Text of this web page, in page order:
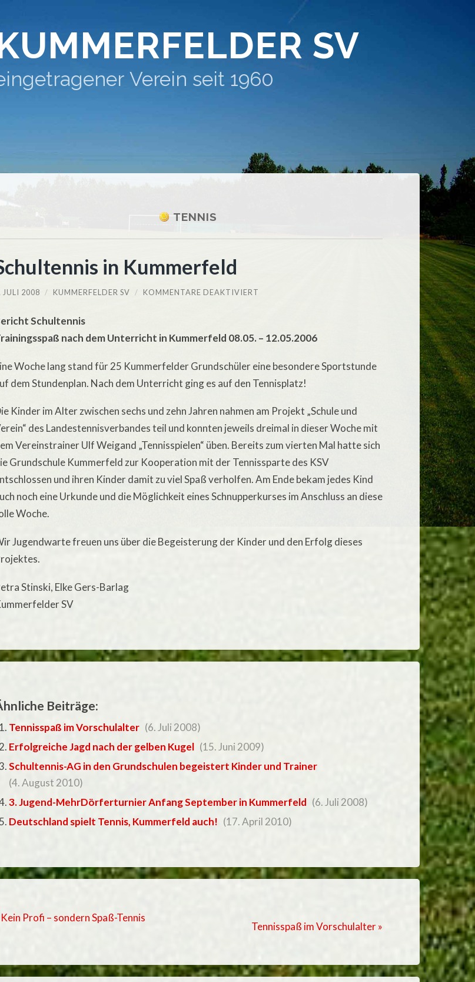
SV
Verein seit 1960
TENNIS
in Kummerfeld
JULI 2008 / KUMMERFELDER SV / KOMMENTARE DEAKTIVIERT
Schultennis
nach dem Unterricht in Kummerfeld 08.05. – 12.05.2006
Woche lang stand für 25 Kummerfelder Grundschüler eine besondere Sportstunde
dem Stundenplan. Nach dem Unterricht ging es auf den Tennisplatz!
Kinder im Alter zwischen sechs und zehn Jahren nahmen am Projekt „Schule und
des Landestennisverbandes teil und konnten jeweils dreimal in dieser Woche mit
Vereinstrainer Ulf Weigand „Tennisspielen“ üben. Bereits zum vierten Mal hatte sich
Grundschule Kummerfeld zur Kooperation mit der Tennissparte des KSV
und ihren Kinder damit zu viel Spaß verholfen. Am Ende bekam jedes Kind
noch eine Urkunde und die Möglichkeit eines Schnupperkurses im Anschluss an diese
Woche.
Jugendwarte freuen uns über die Begeisterung der Kinder und den Erfolg dieses
Stinski, Elke Gers-Barlag
SV
Beiträge:
Tennisspaß im Vorschulalter (6. Juli 2008)
Erfolgreiche Jagd nach der gelben Kugel (15. Juni 2009)
Schultennis-AG in den Grundschulen begeistert Kinder und Trainer
(4. August 2010)
3. Jugend-MehrDörferturnier Anfang September in Kummerfeld (6. Juli 2008)
Deutschland spielt Tennis, Kummerfeld auch! (17. April 2010)
Kein Profi – sondern Spaß-Tennis
Tennisspaß im Vorschulalter »